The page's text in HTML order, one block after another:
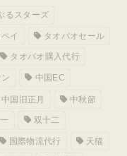
るスターズ
イ タオバオセール
タオバオ購入代行
中国EC
中国旧正月 中秋節
双十二
国際物流代行 天猫